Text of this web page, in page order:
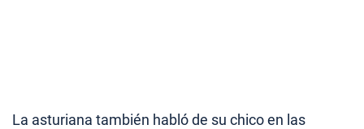
La asturiana también habló de su chico en las